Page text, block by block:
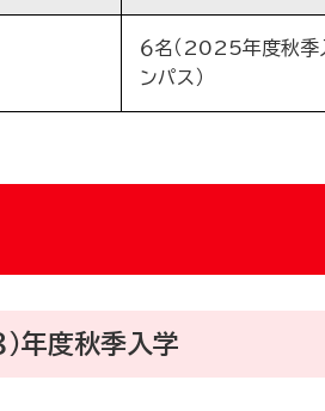
６名（2025年度秋季
ンパス）
年度秋季入学